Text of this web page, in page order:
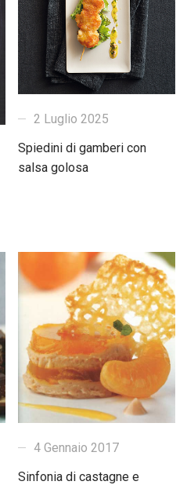
2 Luglio 2025
Spiedini di gamberi con
salsa golosa
4 Gennaio 2017
Sinfonia di castagne e